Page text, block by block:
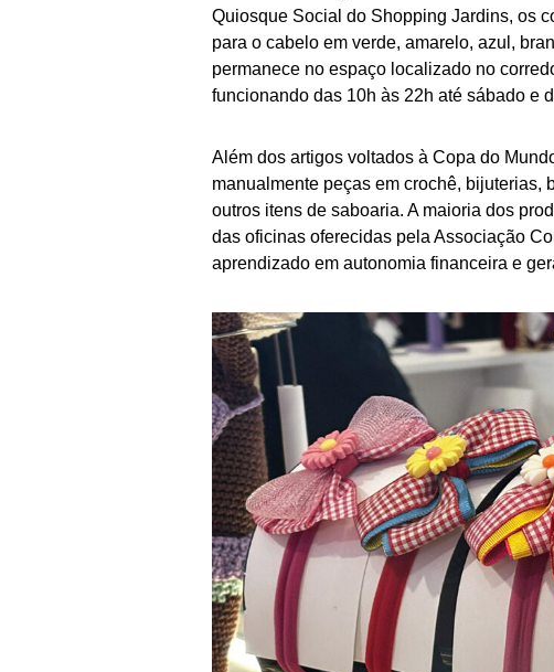
Quiosque Social do Shopping Jardins, os
para o cabelo em verde, amarelo, azul,
permanece no espaço localizado no
funcionando das 10h às 22h até sábado e
Além dos artigos voltados à Copa do
manualmente peças em crochê, bijuterias,
outros itens de saboaria. A maioria dos
das oficinas oferecidas pela Associação
aprendizado em autonomia financeira e